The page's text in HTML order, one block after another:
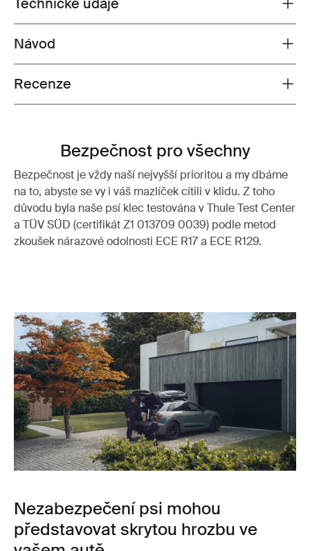
Toggle guides and instructions
Návod
Toggle overview
Recenze
Bezpečnost pro všechny
Bezpečnost je vždy naší nejvyšší prioritou a my dbáme
na to, abyste se vy i váš mazlíček cítili v klidu. Z toho
důvodu byla naše psí klec testována v Thule Test Center
a TÜV SÜD (certifikát Z1 013709 0039) podle metod
zkoušek nárazové odolnosti ECE R17 a ECE R129.
Nezabezpečení psi mohou
představovat skrytou hrozbu ve